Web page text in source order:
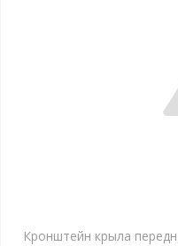
Кронштейн крыла